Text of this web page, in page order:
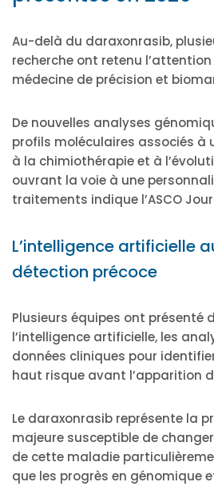
Au-delà du daraxonrasib,
recherche ont retenu
médecine de précision et
De nouvelles analyses
profils moléculaires associés à
à la chimiothérapie et à
ouvrant la voie à une
traitements indique l’ASCO
L’intelligence artificielle
détection précoce
Plusieurs équipes ont présenté
l’intelligence artificielle, les
données cliniques pour
haut risque avant l’apparition
Le daraxonrasib représente la
majeure susceptible de
de cette maladie
que les progrès en génomique